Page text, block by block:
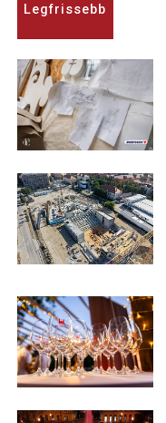
Legfrissebb